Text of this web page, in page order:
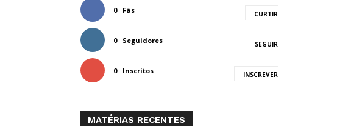
0 Fãs CURTIR
0 Seguidores SEGUIR
0 Inscritos INSCREVER
MATÉRIAS RECENTES